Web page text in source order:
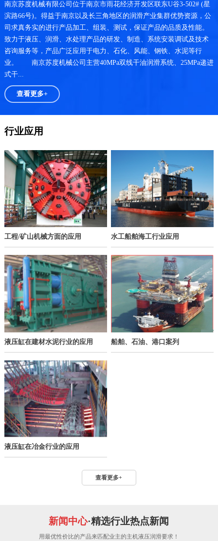
南京苏度机械有限公司位于南京市雨花经济开发区联东U谷3-502# (星
滨路66号)。得益于南京以及长三角地区的润滑产业集群优势资源，公
司求真务实的进行产品加工、组装、测试，保证产品的品质及性能。
致力于液压、润滑、水处理产品的研发、制造、系统安装调试及技术
咨询服务等，产品广泛应用于电力、石化、风能、钢铁、水泥等行
业。 南京苏度机械公司主营40MPa双线干油润滑系统、25MPa递进
式干...
查看更多+
行业应用
工程/矿山机械方面的应用 水工船舶海工行业应用
液压缸在建材水泥行业的应用 船舶、石油、港口案列
液压缸在冶金行业的应用
查看更多+
新闻中心·精选行业热点新闻
用最优性价比的产品来匹配业主的主机液压润滑要求！